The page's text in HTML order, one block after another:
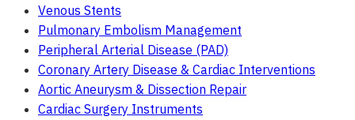
Venous Stents
Pulmonary Embolism Management
Peripheral Arterial Disease (PAD)
Coronary Artery Disease & Cardiac Interventions
Aortic Aneurysm & Dissection Repair
Cardiac Surgery Instruments